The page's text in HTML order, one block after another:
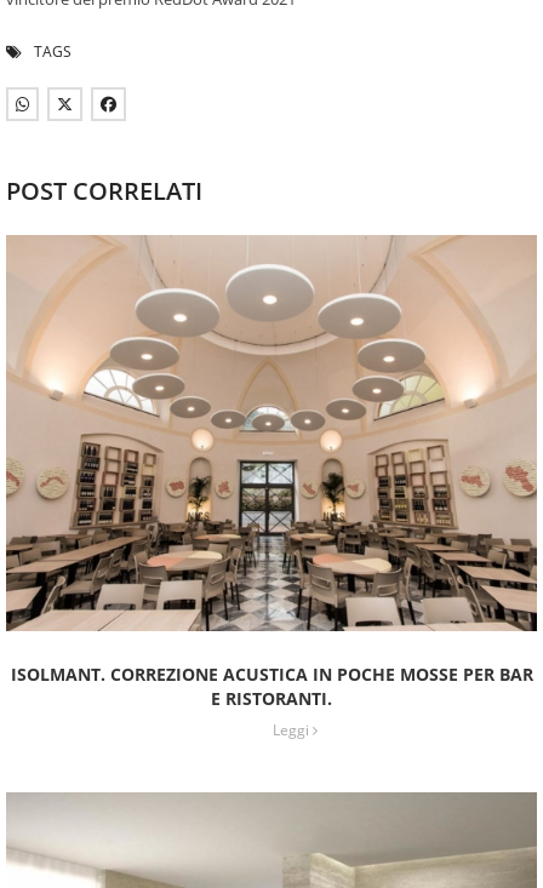
TAGS
POST CORRELATI
ISOLMANT. CORREZIONE ACUSTICA IN POCHE MOSSE PER BAR
E RISTORANTI.
Leggi